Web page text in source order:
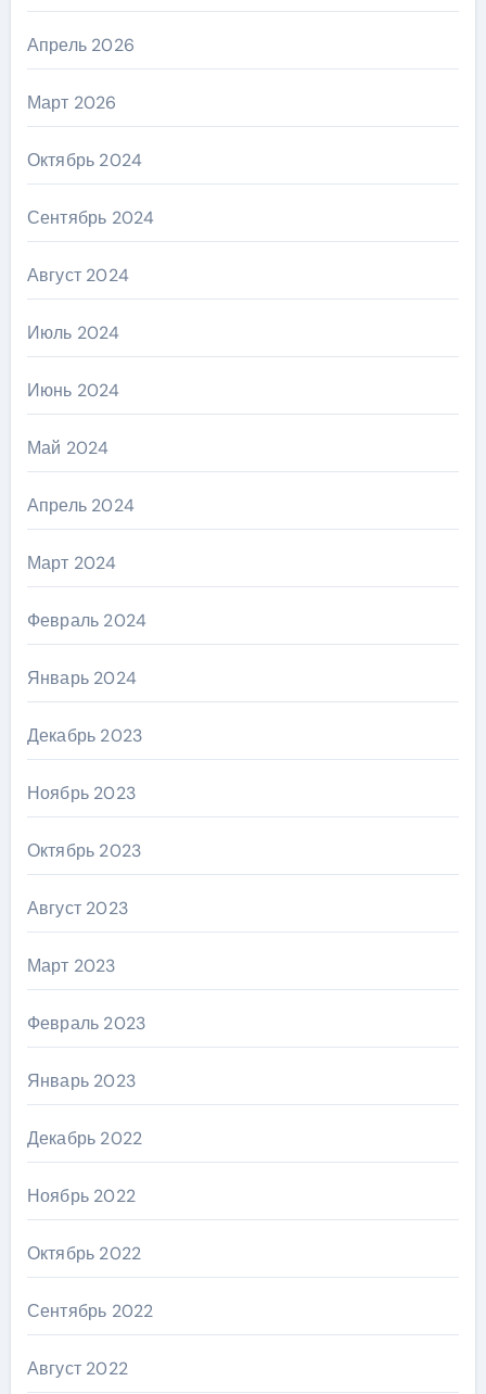
Апрель 2026
Март 2026
Октябрь 2024
Сентябрь 2024
Август 2024
Июль 2024
Июнь 2024
Май 2024
Апрель 2024
Март 2024
Февраль 2024
Январь 2024
Декабрь 2023
Ноябрь 2023
Октябрь 2023
Август 2023
Март 2023
Февраль 2023
Январь 2023
Декабрь 2022
Ноябрь 2022
Октябрь 2022
Сентябрь 2022
Август 2022